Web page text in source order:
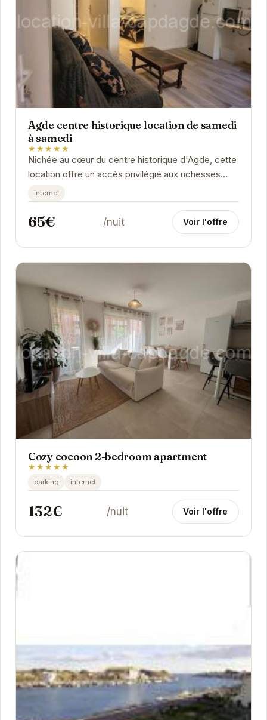
Agde centre historique location de samedi
à samedi
★★★★★
Nichée au cœur du centre historique d'Agde, cette
location offre un accès privilégié aux richesses
culturelles et historiques de la ville. À...
internet
65€ /nuit Voir l'offre
Cozy cocoon 2-bedroom apartment
★★★★★
parking internet
132€ /nuit Voir l'offre